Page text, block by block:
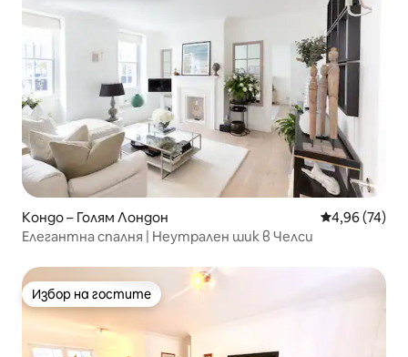
Кондо – Голям Лондон Средна
4,96 (74)
Елегантна спалня | Неутрален шик в Челси
Избор на гостите
Избор на гостите